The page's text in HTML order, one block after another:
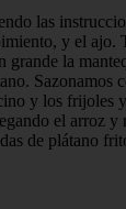
las
y el ajo.
grande la
y los frijoles
el arroz
de plátano